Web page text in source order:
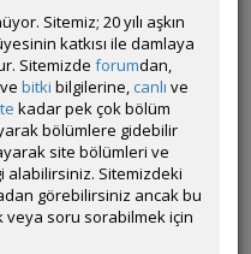
Sitemiz; 20 yılı aşkın
katkısı ile damlaya
Sitemizde forumdan,
ve bitki bilgilerine, canlı ve
kadar pek çok bölüm
bölümlere gidebilir
site bölümleri ve
alabilirsiniz. Sitemizdeki
görebilirsiniz ancak bu
veya soru sorabilmek için